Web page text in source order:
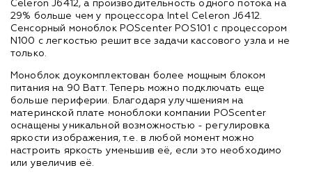
Celeron J6412, а производительность одного потока на
29% больше чем у процессора Intel Celeron J6412.
Сенсорный моноблок POScenter POS101 с процессором
N100 с легкостью решит все задачи кассового узла и не
только.
Моноблок доукомплектован более мощным блоком
питания на 90 Ватт. Теперь можно подключать еще
больше периферии. Благодаря улучшениям на
материнской плате моноблоки компании POScenter
оснащены уникальной возможностью - регулировка
яркости изображения, т.е. в любой момент можно
настроить яркость уменьшив её, если это необходимо
или увеличив её.